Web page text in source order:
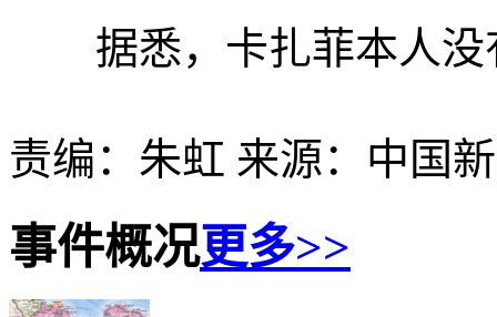
据悉，卡扎菲本人没
责编：朱虹 来源：中国
事件概况更多>>
3月17日，在美国纽约联